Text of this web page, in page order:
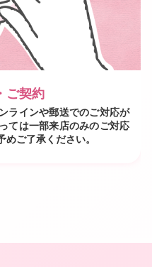
ご契約
ラインや郵送でのご対応が
ては一部来店のみのご対応
ご了承ください。